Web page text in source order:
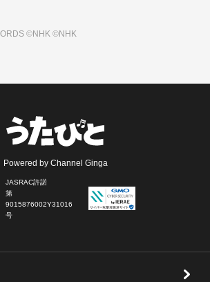
©NHK©NHK
Powered by Channel Ginga
JASRAC許諾
第
9015876002Y31016
号